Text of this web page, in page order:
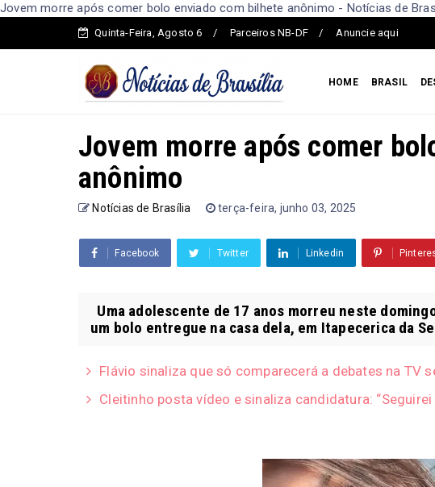
Jovem morre após comer bolo enviado com bilhete anônimo - Notícias de
Quinta-Feira, Agosto 6 Parceiros NB-DF Anuncie aqui
HOME BRASIL
Jovem morre após comer
anônimo
Notícias de Brasília terça-feira, junho 03, 2025
Facebook Twitter Linkedin
Uma adolescente de 17 anos morreu neste
um bolo entregue na casa dela, em Itapecerica da
Flávio sinaliza que só comparecerá a debates na TV
Cleitinho posta vídeo e sinaliza candidatura: “Seguirei